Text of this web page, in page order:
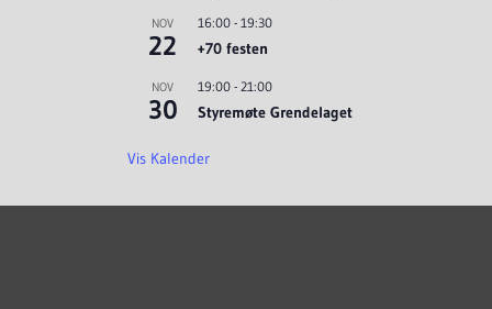
NOV
22
16:00 - 19:30
+70 festen
NOV
30
19:00 - 21:00
Styremøte Grendelaget
Vis Kalender